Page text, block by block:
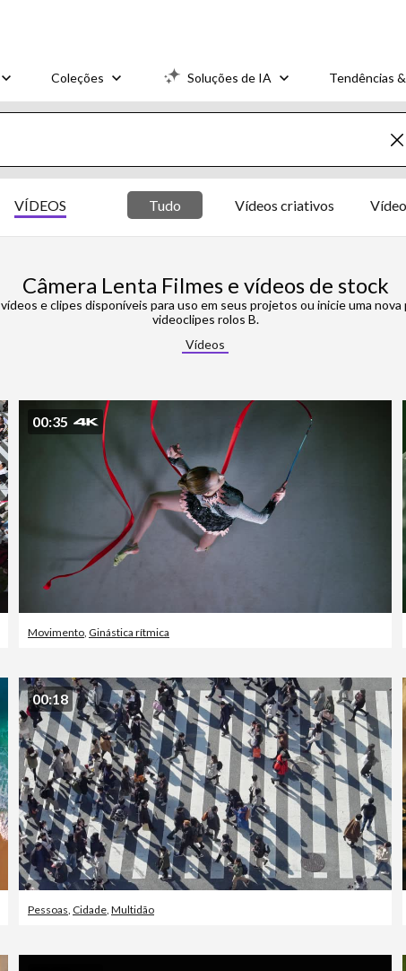
Coleções Soluções de IA Tendências
VÍDEOS Tudo Vídeos criativos
Câmera Lenta Filmes e vídeos de stock
vídeos e clipes disponíveis para uso em seus projetos ou inicie uma
videoclipes rolos B.
Vídeos
00:35
Movimento, Ginástica rítmica
00:18
Pessoas, Cidade, Multidão